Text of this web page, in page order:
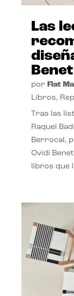
Las
Benet
por Flat
Libros,
Tras las
Raquel
Berrocal,
Ovidi
libros que